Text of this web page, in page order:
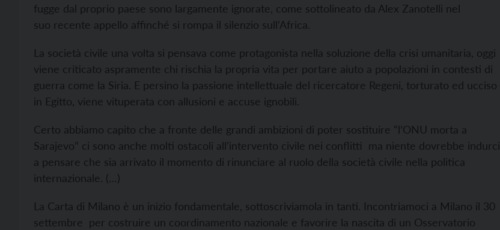
fugge dal proprio paese sono largamente ignorate, come sottolineato da Alex Zanotelli nel
suo recente appello affinché si rompa il silenzio sull’Africa.
La società civile una volta si pensava come protagonista nella soluzione della crisi umanitaria, oggi
viene criticato aspramente chi rischia la propria vita per portare aiuto a popolazioni in contesti di
guerra come la Siria. E persino la passione intellettuale del ricercatore Regeni, torturato ed ucciso
in Egitto, viene vituperata con allusioni e accuse ignobili.
Certo abbiamo capito che a fronte delle grandi ambizioni di poter sostituire “l’ONU morta a
Sarajevo” ci sono anche molti ostacoli all’intervento civile nei conflitti ma niente dovrebbe indurci
a pensare che sia arrivato il momento di rinunciare al ruolo della società civile nella politica
internazionale. (…)
La Carta di Milano è un inizio fondamentale, sottoscriviamola in tanti. Incontriamoci a Milano il 30
settembre per costruire un coordinamento nazionale e favorire la nascita di un Osservatorio